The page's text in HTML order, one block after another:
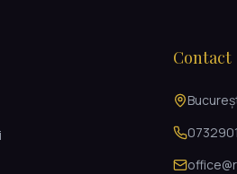
Contact